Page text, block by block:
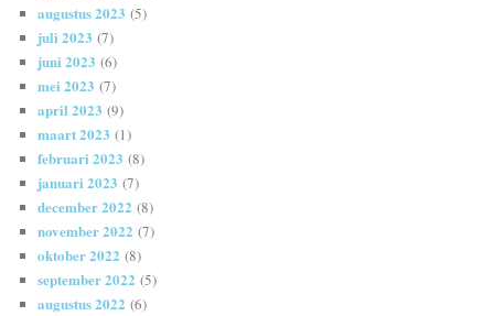
augustus 2023 (5)
juli 2023 (7)
juni 2023 (6)
mei 2023 (7)
april 2023 (9)
maart 2023 (1)
februari 2023 (8)
januari 2023 (7)
december 2022 (8)
november 2022 (7)
oktober 2022 (8)
september 2022 (5)
augustus 2022 (6)